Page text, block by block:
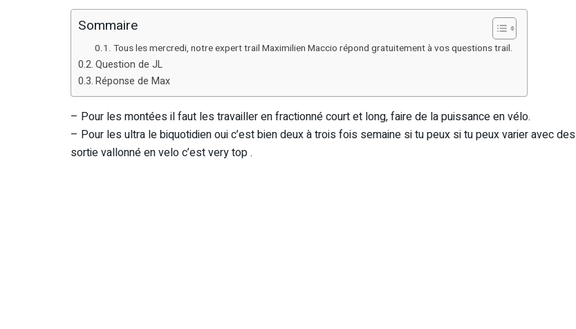
Sommaire
Tous les mercredi, notre expert trail Maximilien Maccio répond gratuitement à vos questions trail.
Question de JL
Réponse de Max
– Pour les montées il faut les travailler en fractionné court et long, faire de la puissance en vélo.
– Pour les ultra le biquotidien oui c’est bien deux à trois fois semaine si tu peux si tu peux varier avec des
sortie vallonné en velo c’est very top .